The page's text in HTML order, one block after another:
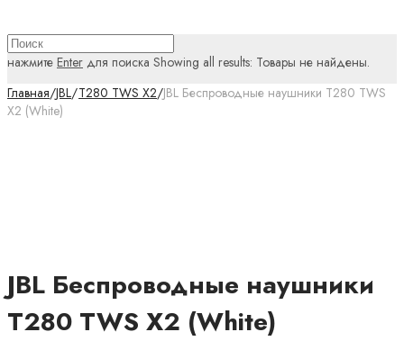
нажмите Enter для поиска Showing all results: Товары не найдены.
Главная/JBL/T280 TWS X2/JBL Беспроводные наушники T280 TWS
X2 (White)
JBL Беспроводные наушники
T280 TWS X2 (White)